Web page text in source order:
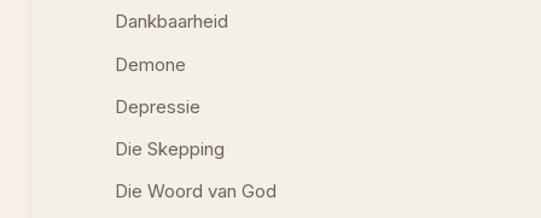
Dankbaarheid
Demone
Depressie
Die Skepping
Die Woord van God